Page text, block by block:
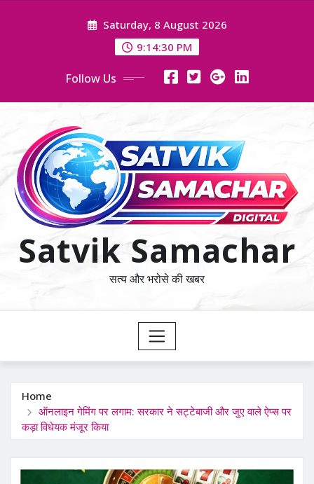
Saturday, 8 August 2026
9:14:30 PM
Follow Us
Satvik Samachar
सत्य और भरोसे की खबर
Home
ऑनलाइन गेमिंग पर लगाम: सरकार ने सट्टेबाजी और जुए वाले ऐप्स पर
कड़ा विधेयक मंजूर किया